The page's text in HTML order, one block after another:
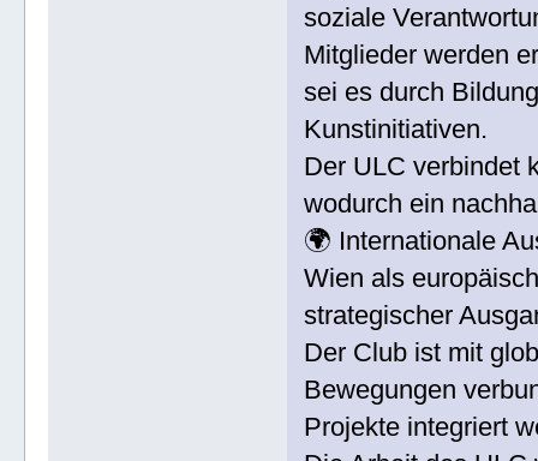
soziale
Mitglieder werden
sei es durch
Kunstinitiativen.
Der ULC verbindet
wodurch ein
🌍 Internationale
Wien als
strategischer
Der Club ist mit
Bewegungen
Projekte integriert